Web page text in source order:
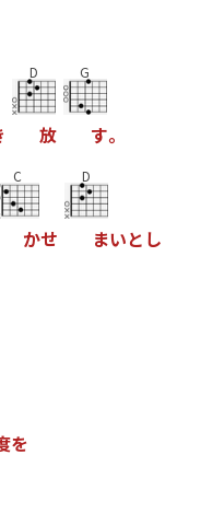
D
放
G
す｡
C
かせ
D
まいと し
を